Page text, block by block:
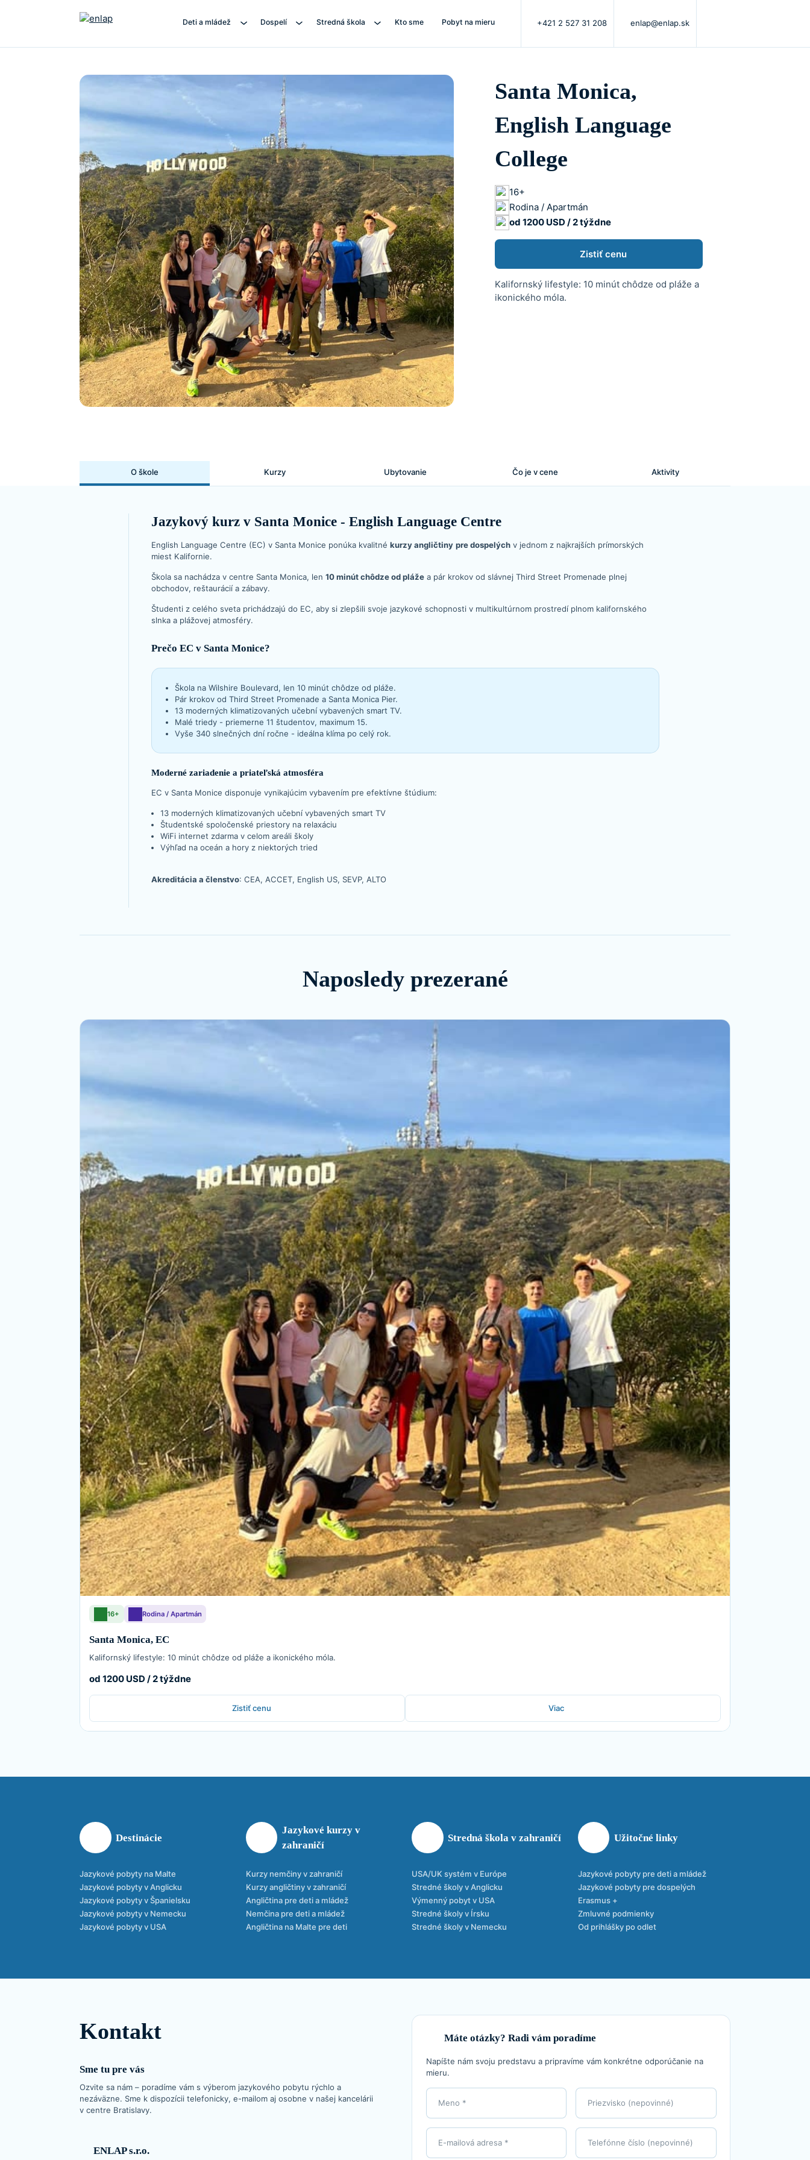
Deti a mládež Dospelí Stredná škola Kto sme Pobyt na mieru +421 2 527 31 208 enlap@enlap.sk
Santa Monica,
English Language
College
16+
Rodina / Apartmán
od 1200 USD / 2 týždne
Zistiť cenu
Kalifornský lifestyle: 10 minút chôdze od pláže a
ikonického móla.
O škole Kurzy Ubytovanie Čo je v cene Aktivity
Jazykový kurz v Santa Monice - English Language Centre
English Language Centre (EC) v Santa Monice ponúka kvalitnékurzy angličtiny pre dospelých v jednom z najkrajších prímorských
miest Kalifornie.
Škola sa nachádza v centre Santa Monica, len10 minút chôdze od pláže a pár krokov od slávnej Third Street Promenade plnej
obchodov, reštaurácií a zábavy.
Študenti z celého sveta prichádzajú do EC, aby si zlepšili svoje jazykové schopnosti v multikultúrnom prostredí plnom kalifornského
slnka a plážovej atmosféry.
Prečo EC v Santa Monice?
Škola na Wilshire Boulevard, len 10 minút chôdze od pláže.
Pár krokov od Third Street Promenade a Santa Monica Pier.
13 moderných klimatizovaných učební vybavených smart TV.
Malé triedy - priemerne 11 študentov, maximum 15.
Vyše 340 slnečných dní ročne - ideálna klíma po celý rok.
Moderné zariadenie a priateľská atmosféra
EC v Santa Monice disponuje vynikajúcim vybavením pre efektívne štúdium:
13 moderných klimatizovaných učební vybavených smart TV
Študentské spoločenské priestory na relaxáciu
WiFi internet zdarma v celom areáli školy
Výhľad na oceán a hory z niektorých tried
Akreditácia a členstvo: CEA, ACCET, English US, SEVP, ALTO
Naposledy prezerané
16+ Rodina / Apartmán
Santa Monica, EC
Kalifornský lifestyle: 10 minút chôdze od pláže a ikonického móla.
od 1200 USD / 2 týždne
Zistiť cenu Viac
Destinácie
Jazykové pobyty na Malte
Jazykové pobyty v Anglicku
Jazykové pobyty v Španielsku
Jazykové pobyty v Nemecku
Jazykové pobyty v USA
Jazykové kurzy v
zahraničí
Kurzy nemčiny v zahraničí
Kurzy angličtiny v zahraničí
Angličtina pre deti a mládež
Nemčina pre deti a mládež
Angličtina na Malte pre deti
Stredná škola v zahraničí
USA/UK systém v Európe
Stredné školy v Anglicku
Výmenný pobyt v USA
Stredné školy v Írsku
Stredné školy v Nemecku
Užitočné linky
Jazykové pobyty pre deti a mládež
Jazykové pobyty pre dospelých
Erasmus +
Zmluvné podmienky
Od prihlášky po odlet
Kontakt
Sme tu pre vás
Ozvite sa nám – poradíme vám s výberom jazykového pobytu rýchlo a
nezáväzne. Sme k dispozícii telefonicky, e-mailom aj osobne v našej kancelárii
v centre Bratislavy.
ENLAP s.r.o.
Máte otázky? Radi vám poradíme
Napíšte nám svoju predstavu a pripravíme vám konkrétne odporúčanie na
mieru.